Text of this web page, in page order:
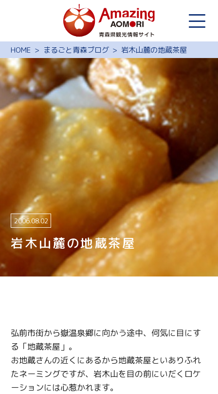
HOME まるごと青森ブログ 岩木山麓の地蔵茶屋
岩木山麓の地蔵茶屋
2006.08.02
弘前市街から嶽温泉郷に向かう途中、何気に目にす
る「地蔵茶屋」。
お地蔵さんの近くにあるから地蔵茶屋といありふれ
たネーミングですが、岩木山を目の前にいだくロケ
ーションには心惹かれます。